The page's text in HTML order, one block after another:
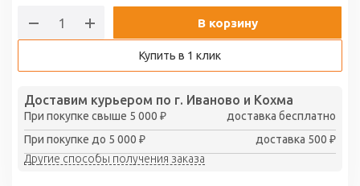
В корзину
Купить в 1 клик
Доставим курьером по г. Иваново и Кохма
При покупке свыше 5 000 ₽
доставка бесплатно
При покупке до 5 000 ₽
доставка 500 ₽
Другие способы получения заказа